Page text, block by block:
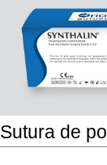
Sutura de